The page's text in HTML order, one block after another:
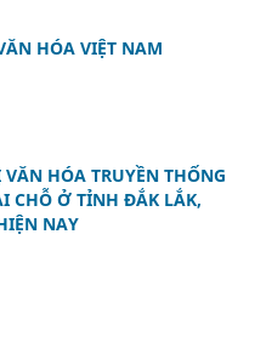
HÓA VIỆT NAM
HÓA TRUYỀN THỐNG
CHỖ Ở TỈNH ĐẮK LẮK,
NAY